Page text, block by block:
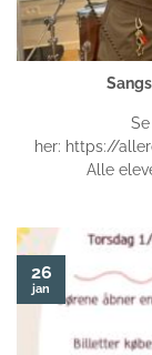
her: https://
Alle
26
jan